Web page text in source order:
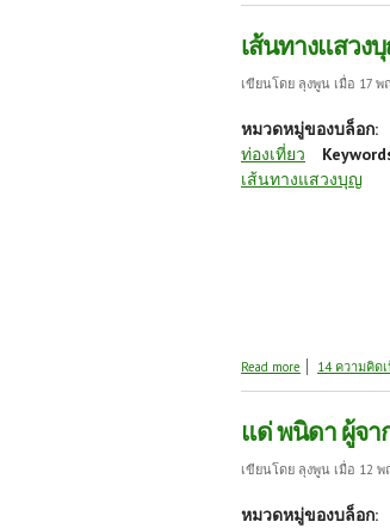
เส้นทางแสวง
เขียนโดย ลุงพูน เมื่อ 17 พ
หมวดหมู่ของบล็อก:
ท่องเที่ยว
เส้นทางแสวงบุญ
Read more about เส้นทางแ
14 ความคิด
แด่ พนิดา ผู้จา
เขียนโดย ลุงพูน เมื่อ 12 พ
หมวดหมู่ของบล็อก: